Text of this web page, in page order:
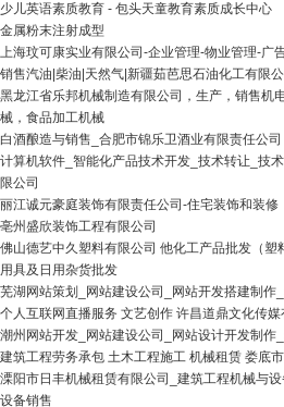
少儿英语素质教育 - 包头天童教育素质成长中心
金属粉末注射成型
上海玟可康实业有限公司-企业管理-物业管理-广
销售汽油|柴油|天然气|新疆茹芭思石油化工有限公
黑龙江省乐邦机械制造有限公司，生产，销售机
械，食品加工机械
白酒酿造与销售_合肥市锦乐卫酒业有限责任公司
计算机软件_智能化产品技术开发_技术转让_技
限公司
丽江诚元豪庭装饰有限责任公司-住宅装饰和装修
亳州盛欣装饰工程有限公司
佛山德艺中久塑料有限公司 他化工产品批发（塑
用具及日用杂货批发
芜湖网站策划_网站建设公司_网站开发搭建制作
个人互联网直播服务 文艺创作 许昌道鼎文化传媒
潮州网站开发_网站建设公司_网站设计开发制作
建筑工程劳务承包 土木工程施工 机械租赁 娄底
溧阳市日丰机械租赁有限公司_建筑工程机械与
设备销售